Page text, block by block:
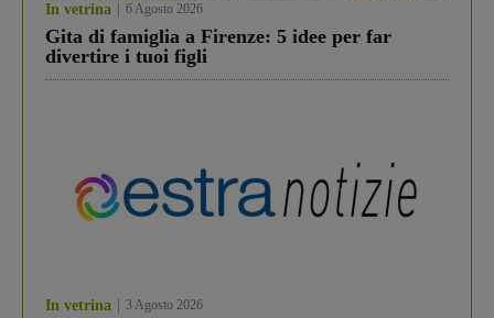
In vetrina 6 Agosto 2026
Gita di famiglia a Firenze: 5 idee per far
divertire i tuoi figli
In vetrina 3 Agosto 2026